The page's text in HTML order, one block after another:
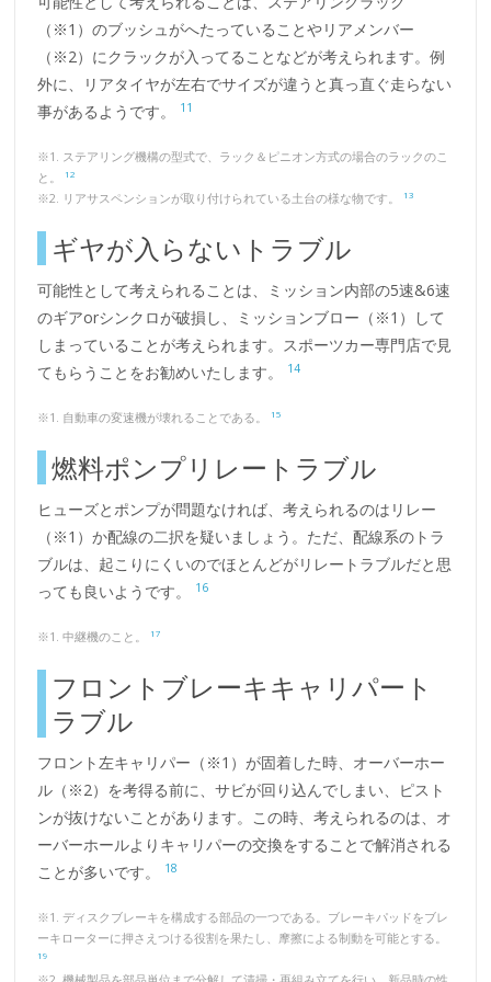
（※1）のブッシュがへたっていることやリアメンバー
（※2）にクラックが入ってることなどが考えられます。例
外に、リアタイヤが左右でサイズが違うと真っ直ぐ走らない
事があるようです。
11
※1. ステアリング機構の型式で、ラック＆ピニオン方式の場合のラックのこ
と。
12
※2. リアサスペンションが取り付けられている土台の様な物です。 13
ギヤが入らないトラブル
可能性として考えられることは、ミッション内部の5速&6速
のギアorシンクロが破損し、ミッションブロー（※1）して
しまっていることが考えられます。スポーツカー専門店で見
てもらうことをお勧めいたします。
14
※1. 自動車の変速機が壊れることである。 15
燃料ポンプリレートラブル
ヒューズとポンプが問題なければ、考えられるのはリレー
（※1）か配線の二択を疑いましょう。ただ、配線系のトラ
ブルは、起こりにくいのでほとんどがリレートラブルだと思
っても良いようです。
16
※1. 中継機のこと。 17
フロントブレーキキャリパート
ラブル
フロント左キャリパー（※1）が固着した時、オーバーホー
ル（※2）を考得る前に、サビが回り込んでしまい、ピスト
ンが抜けないことがあります。この時、考えられるのは、オ
ーバーホールよりキャリパーの交換をすることで解消される
ことが多いです。
18
※1. ディスクブレーキを構成する部品の一つである。ブレーキパッドをブレ
ーキローターに押さえつける役割を果たし、摩擦による制動を可能とする。
19